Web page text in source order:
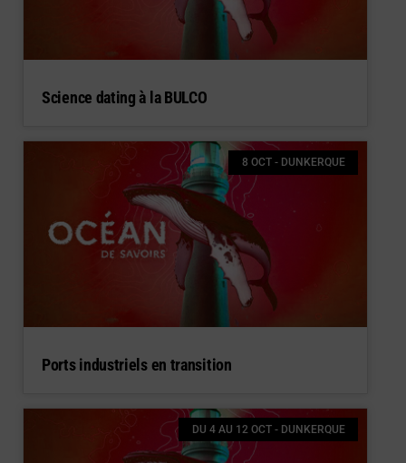
Science dating à la BULCO
8 OCT - DUNKERQUE
Ports industriels en transition
DU 4 AU 12 OCT - DUNKERQUE